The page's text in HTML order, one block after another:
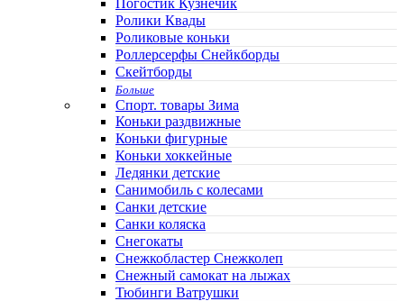
Ролики Квады
Роликовые коньки
Роллерсерфы Снейкборды
Скейтборды
Больше
Спорт. товары Зима
Коньки раздвижные
Коньки фигурные
Коньки хоккейные
Ледянки детские
Санимобиль с колесами
Санки детские
Санки коляска
Снегокаты
Снежкобластер Снежколеп
Снежный самокат на лыжах
Тюбинги Ватрушки